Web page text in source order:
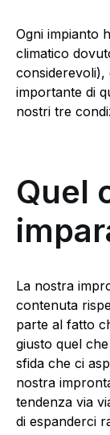
Ogni impianto
climatico
importante di
nostri tre
Quel
La nostra
contenuta
parte al fatto
giusto quel
sfida che ci
nostra
tendenza via
di espanderci